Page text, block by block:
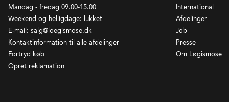
Mandag - fredag 09.00-15.00
Weekend og helligdage: lukket
E-mail: salg@loegismose.dk
Kontaktinformation til alle afdelinger
Fortryd køb
Opret reklamation
International
Afdelinger
Job
Presse
Om Løgismose